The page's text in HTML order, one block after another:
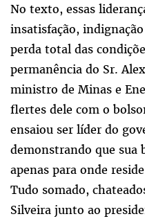
No texto, essas
insatisfação,
perda total das
permanência do Sr.
ministro de Minas e
flertes dele com o
ensaiou ser líder do
demonstrando que sua
apenas para onde
Tudo somado,
Silveira junto ao